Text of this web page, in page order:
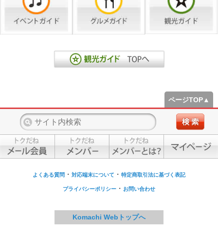
ページTOP▲
よくある質問 ・ 対応端末について ・ 特定商取引法に基づく表記
プライバシーポリシー ・ お問い合わせ
Komachi Webトップへ